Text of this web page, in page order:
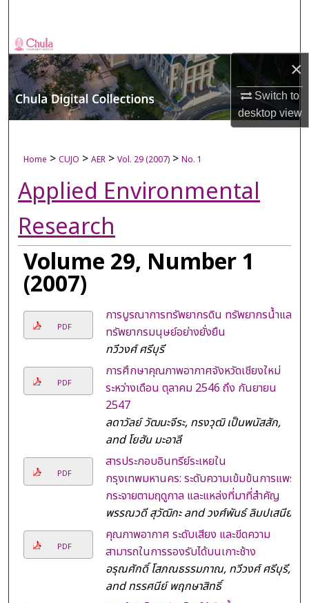
×
Switch to
desktopview
Browse Collections
My Account
About
Digital Commons Network™
Home > CUJO > AER > Vol. 29 (2007) > No. 1
Applied Environmental
Research
Volume 29, Number 1
(2007)
PDF
การบูรณาการทรัพยากรดิน ทรัพยากรน้ำและ
ทรัพยากรมนุษย์อย่างยั่งยืน
ทวีวงศ์ ศรีบุรี
PDF
การศึกษาคุณภาพอากาศจังหวัดเชียงใหม่
ระหว่างเดือน ตุลาคม 2546 ถึง กันยายน
2547
ลดาวัลย์ วัฒนะจีระ, ทรงวุฒิ เป็นพนัสสัก,
and โยฮัน มะอาลี
PDF
สารประกอบอินทรีย์ระเหยใน
กรุงเทพมหานคร: ระดับความเข้มข้นการแพร่
กระจายตามฤดูกาล และแหล่งที่มาที่สำคัญ
พรรณวดี สุวัฒิกะ and วงศ์พันธ์ ลิมปเสนีย์
PDF
คุณภาพอากาศ ระดับเสียง และขีดความ
สามารถในการรองรับได้บนเกาะช้าง
อรุณศักดิ์ โสภณธรรมภาณ, ทวีวงศ์ ศรีบุรี,
and ทรรศนีย์ พฤกษาสิทธิ์